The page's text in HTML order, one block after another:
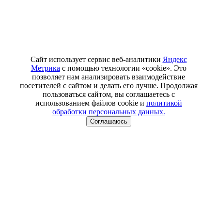
Сайт использует сервис веб-аналитики Яндекс
Метрика с помощью технологии «cookie». Это
позволяет нам анализировать взаимодействие
посетителей с сайтом и делать его лучше. Продолжая
пользоваться сайтом, вы соглашаетесь с
использованием файлов cookie и политикой
обработки персональных данных.
Соглашаюсь